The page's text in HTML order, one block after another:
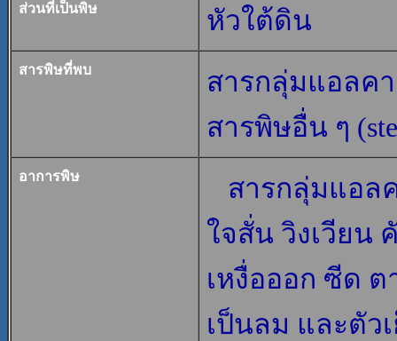
ส่วนที่เป็นพิษ หัวใต้ดิน
สารพิษที่พบ
สารกลุ่มแอลคา
สารพิษอื่น ๆ
อาการพิษ
สารกลุ่มแอล
ใจสั่น วิงเวียน
เหงื่อออก ซีด ต
เป็นลม และตัว